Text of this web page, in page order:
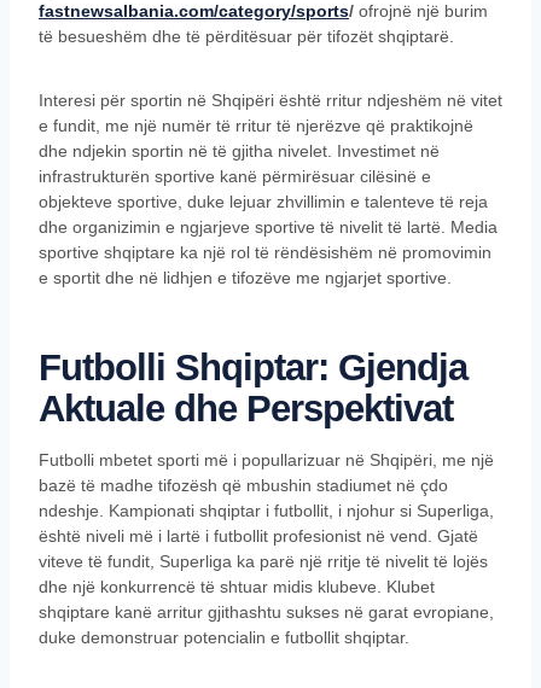
fastnewsalbania.com/category/sports/ ofrojnë një burim
të besueshëm dhe të përditësuar për tifozët shqiptarë.
Interesi për sportin në Shqipëri është rritur ndjeshëm në vitet
e fundit, me një numër të rritur të njerëzve që praktikojnë
dhe ndjekin sportin në të gjitha nivelet. Investimet në
infrastrukturën sportive kanë përmirësuar cilësinë e
objekteve sportive, duke lejuar zhvillimin e talenteve të reja
dhe organizimin e ngjarjeve sportive të nivelit të lartë. Media
sportive shqiptare ka një rol të rëndësishëm në promovimin
e sportit dhe në lidhjen e tifozëve me ngjarjet sportive.
Futbolli Shqiptar: Gjendja
Aktuale dhe Perspektivat
Futbolli mbetet sporti më i popullarizuar në Shqipëri, me një
bazë të madhe tifozësh që mbushin stadiumet në çdo
ndeshje. Kampionati shqiptar i futbollit, i njohur si Superliga,
është niveli më i lartë i futbollit profesionist në vend. Gjatë
viteve të fundit, Superliga ka parë një rritje të nivelit të lojës
dhe një konkurrencë të shtuar midis klubeve. Klubet
shqiptare kanë arritur gjithashtu sukses në garat evropiane,
duke demonstruar potencialin e futbollit shqiptar.